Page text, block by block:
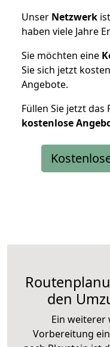
Unser Netzwerk
haben viele Jahre
Sie möchten eine
Sie sich jetzt
Angebote.
Füllen Sie jetzt
kostenlose
den
Ein weiterer
Vorbereitung